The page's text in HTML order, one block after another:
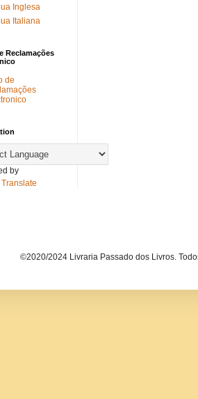
Inglesa
Italiana
Reclamações
de
by
Translate
©2020/2024 Livraria Passado dos Livros.